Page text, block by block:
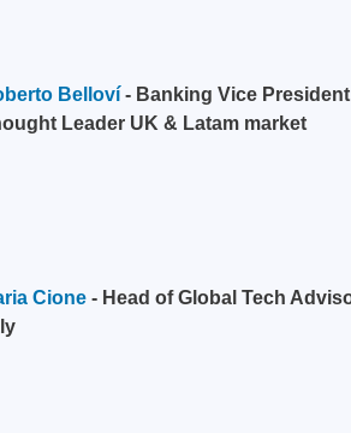
Belloví - Banking Vice
Leader UK & Latam market
Cione - Head of Global Tech